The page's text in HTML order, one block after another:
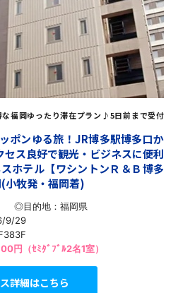
福岡ゆったり滞在プラン♪5日前まで受付
ポンゆる旅！JR博多駅博多口か
セス良好で観光・ビジネスに便利
ホテル【ワシントンＲ＆Ｂ博多
小牧発・福岡着)
◎目的地： 福岡県
9/29
円（ｾﾐﾀﾞﾌﾞﾙ2名1室）
詳細はこちら